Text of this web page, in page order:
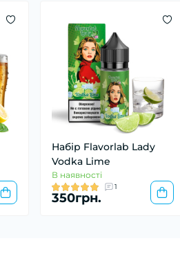
Набір Flavorlab Lady
Vodka Lime
В наявності
1
350грн.